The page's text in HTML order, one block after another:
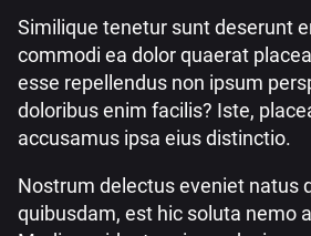
Similique tenetur sunt deserunt
commodi ea dolor quaerat
esse repellendus non ipsum
doloribus enim facilis? Iste,
accusamus ipsa eius distinctio.
Nostrum delectus eveniet natus
quibusdam, est hic soluta nemo